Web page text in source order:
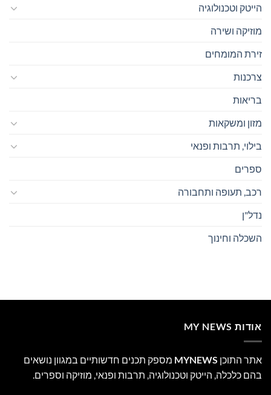
הייטק וטכנולוגיה
מוזיקה ושירה
זירת המומחים
צרכנות
בריאות
מזון ומשקאות
בילוי, תרבות ופנאי
ספרים
רכב, תעופה ותחבורה
נדל"ן
השכלה וחינוך
אודות MY NEWS
אתר התוכן MYNEWS מספק תכנים חדשותיים במגוון נושאים
בהם כלכלה, הייטק וטכנולוגיה, תרבות ופנאי, מוזיקה וספרים.